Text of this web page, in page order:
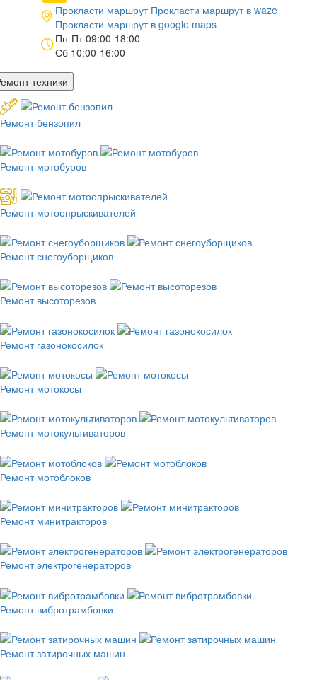
Прокласти маршрут Прокласти маршрут в waze
Прокласти маршрут в google maps
Пн-Пт 09:00-18:00
Сб 10:00-16:00
техники
Ремонт бензопил
Ремонт мотобуров
Ремонт мотоопрыскивателей
Ремонт снегоуборщиков
Ремонт высоторезов
Ремонт газонокосилок
Ремонт мотокосы
Ремонт мотокультиваторов
Ремонт мотоблоков
Ремонт минитракторов
Ремонт электрогенераторов
Ремонт вибротрамбовки
Ремонт затирочных машин